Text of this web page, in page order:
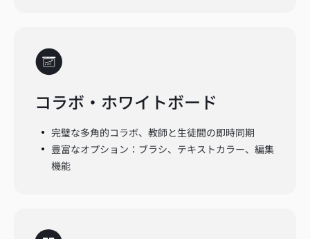
コラボ・ホワイトボード
完璧な多角的コラボ、教師と生徒間の即時同期
豊富なオプション：ブラシ、テキストカラー、編集
機能